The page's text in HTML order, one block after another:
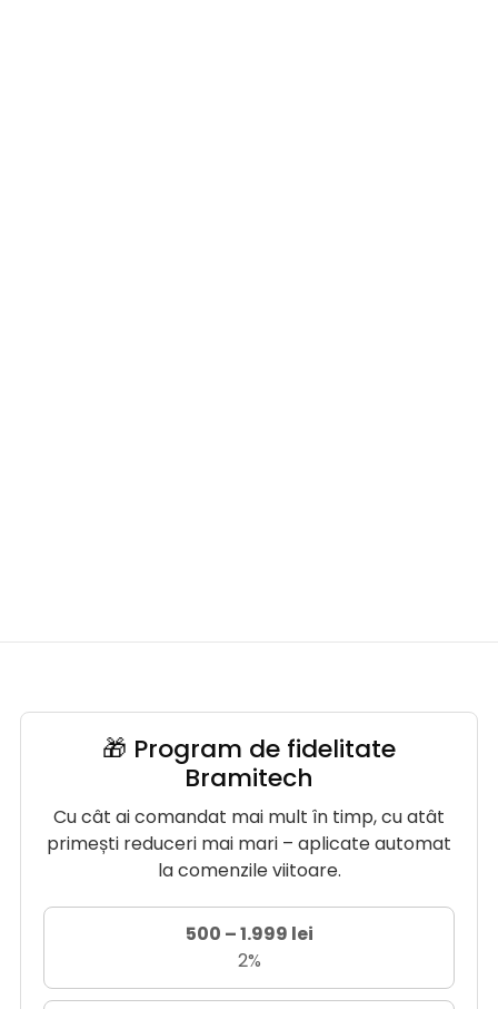
🎁 Program de fidelitate
Bramitech
Cu cât ai comandat mai mult în timp, cu atât
primești reduceri mai mari – aplicate automat
la comenzile viitoare.
500 – 1.999 lei
2%